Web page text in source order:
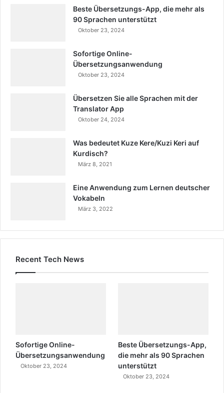
Beste Übersetzungs-App, die mehr als
90 Sprachen unterstützt
Oktober 23, 2024
Sofortige Online-
Übersetzungsanwendung
Oktober 23, 2024
Übersetzen Sie alle Sprachen mit der
Translator App
Oktober 24, 2024
Was bedeutet Kuze Kere/Kuzi Keri auf
Kurdisch?
März 8, 2021
Eine Anwendung zum Lernen deutscher
Vokabeln
März 3, 2022
Recent Tech News
Sofortige Online-
Übersetzungsanwendung
Oktober 23, 2024
Beste Übersetzungs-App,
die mehr als 90 Sprachen
unterstützt
Oktober 23, 2024